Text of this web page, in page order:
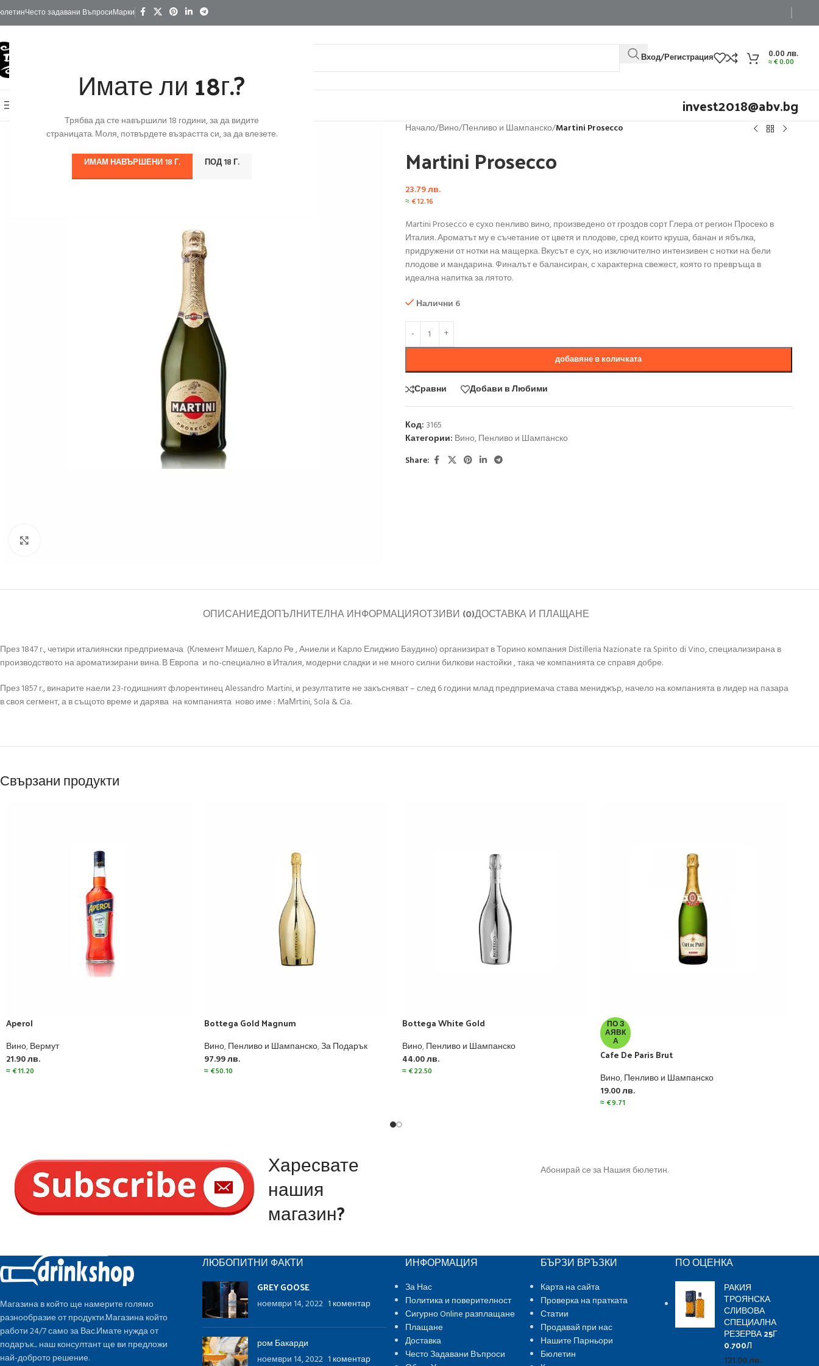
Имате ли 18г.?
Трябва да сте навършили 18 години, за да видите
страницата. Моля, потвърдете възрастта си, за да влезете.
ИМАМ НАВЪРШЕНИ 18 Г. ПОД 18 Г.
Често задавани ВъпросиМарки
Вход/Регистрация 0.00лв.
≈€0.00
invest2018@abv.bg
Начало/Вино/Пенливо и Шампанско/Martini Prosecco
Martini Prosecco
23.79лв.
≈€12.16
Martini Prosecco е сухо пенливо вино, произведено от гроздов сорт Глера от регион Просеко в
Италия. Ароматът му е съчетание от цветя и плодове, сред които круша, банан и ябълка,
придружени от нотки на мащерка. Вкусът е сух, но изключително интензивен с нотки на бели
плодове и мандарина. Финалът е балансиран, с характерна свежест, която го превръща в
идеална напитка за лятото.
Налични 6
добавяне в количката
Сравни Добави в Любими
Код: 3165
Категории: Вино,Пенливо и Шампанско
Share:
ОПИСАНИЕДОПЪЛНИТЕЛНА ИНФОРМАЦИЯОТЗИВИ (0)ДОСТАВКА И ПЛАЩАНЕ
През 1847 г., четири италиянски предприемача (Клемент Мишел, Карло Ре , Аниели и Карло Елиджио Баудино) организират в Торино компания Distilleria Nazionate га Spirito di Vino, специализирана в
производството на ароматизирани вина. В Европа и по-специално в Италия, модерни сладки и не много силни билкови настойки , така че компанията се справя добре.
През 1857 г., винарите наели 23-годишният флорентинец Alessandro Martini, и резултатите не закъсняват – след 6 години млад предприемача става мениджър, начело на компанията в лидер на пазара
в своя сегмент, а в същото време и дарява на компанията ново име : MaМrtini, Sola & Cia.
Свързани продукти
Aperol
Вино,Вермут
21.90лв.
≈€11.20
Bottega Gold Magnum
Вино,Пенливо и Шампанско,За Подарък
97.99лв.
≈€50.10
Bottega White Gold
Вино,Пенливо и Шампанско
44.00лв.
≈€22.50
ПО З
АЯВК
А
Cafe De Paris Brut
Вино,Пенливо и Шампанско
19.00лв.
≈€9.71
Харесвате
нашия
магазин?
Абонирай се за Нашия бюлетин.
Магазина в който ще намерите голямо
разнообразие от продукти.Магазина който
работи 24/7 само за Вас.Имате нужда от
подарък... наш консултант ще ви предложи
най-доброто решение.
ЛЮБОПИТНИ ФАКТИ
GREY GOOSE
ноември 14, 2022 1 коментар
ром Бакарди
ноември 14, 2022 1 коментар
ИНФОРМАЦИЯ
За Нас
Политика и поверителност
Сигурно Online разплащане
Плащане
Доставка
Често Задавани Въпроси
БЪРЗИ ВРЪЗКИ
Карта на сайта
Проверка на пратката
Статии
Продавай при нас
Нашите Парньори
Бюлетин
ПО ОЦЕНКА
РАКИЯ
ТРОЯНСКА
СЛИВОВА
СПЕЦИАЛНА
РЕЗЕРВА 25Г
0.700Л
121.00лв.